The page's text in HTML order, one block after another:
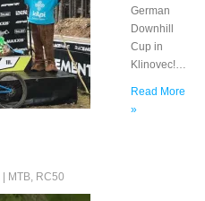
German
Downhill
Cup in
Klinovec!…
Read More
»
MTB, RC50